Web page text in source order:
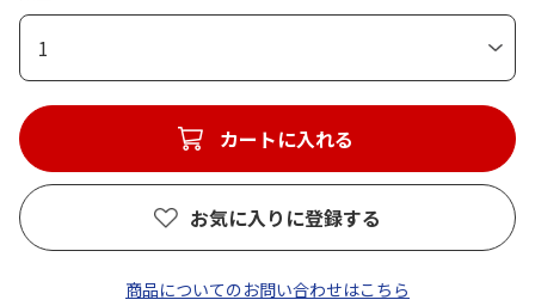
1
カートに入れる
お気に入りに登録する
商品についてのお問い合わせはこちら